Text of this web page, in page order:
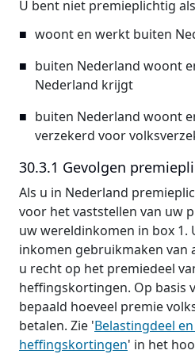
U bent niet premieplichtig
woont en werkt buiten
buiten Nederland woont
Nederland krijgt
buiten Nederland woont
verzekerd voor
30.3.1 Gevolgen
Als u in Nederland
voor het vaststellen van uw
uw wereldinkomen in box 1.
inkomen gebruikmaken van
u recht op het premiedeel
heffingskortingen. Op basis
bepaald hoeveel premie
betalen. Zie 'Belastingdeel
heffingskortingen' in het